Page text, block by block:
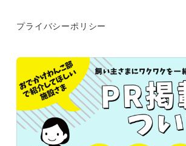
プライバシーポリシー